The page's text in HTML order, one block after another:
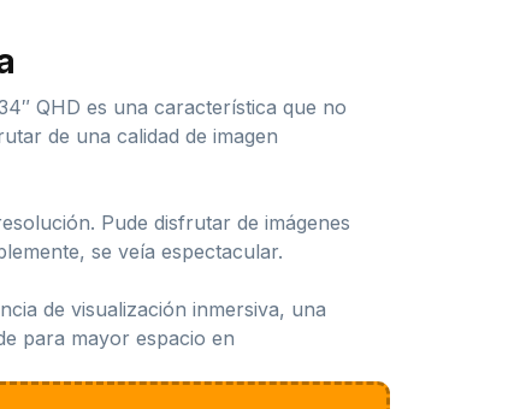
QHD es una característica que no
de una calidad de imagen
Pude disfrutar de imágenes
se veía espectacular.
de visualización inmersiva, una
para mayor espacio en